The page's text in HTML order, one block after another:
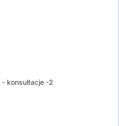
- konsultacje -2